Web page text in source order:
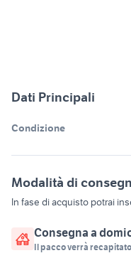
Dati Principali
Condizione
Modalità di
In fase di acquisto potrai
Consegna a
Il pacco verrà